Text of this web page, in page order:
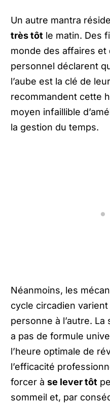
Un autre mantra
très tôt le matin. Des
monde des affaires
personnel déclarent
l’aube est la clé de
recommandent cette
moyen infaillible
la gestion du temps.
Néanmoins, les
cycle circadien varient
personne à l’autre. La
a pas de formule
l’heure optimale de
l’efficacité
forcer à se lever tôt
sommeil et, par